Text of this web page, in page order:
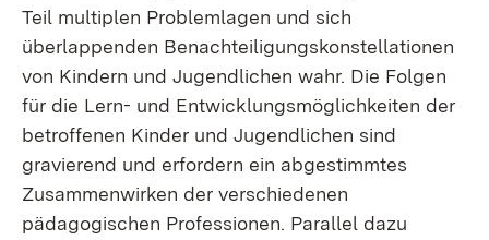
Teil multiplen Problemlagen und sich
überlappenden Benachteiligungskonstellationen
von Kindern und Jugendlichen wahr. Die Folgen
für die Lern- und Entwicklungsmöglichkeiten der
betroffenen Kinder und Jugendlichen sind
gravierend und erfordern ein abgestimmtes
Zusammenwirken der verschiedenen
pädagogischen Professionen. Parallel dazu